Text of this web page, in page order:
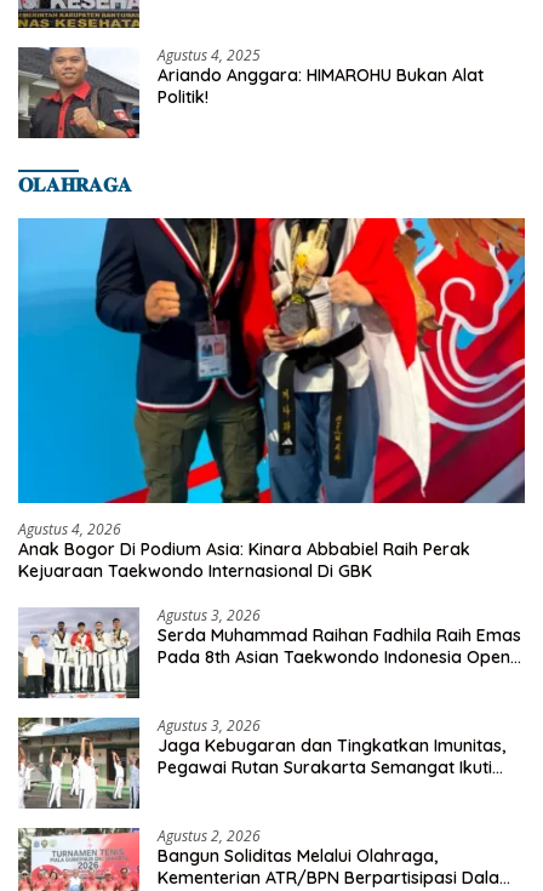
Agustus 4, 2025
Ariando Anggara: HIMAROHU Bukan Alat
Politik!
𝐎𝐋𝐀𝐇𝐑𝐀𝐆𝐀
Agustus 4, 2026
Anak Bogor Di Podium Asia: Kinara Abbabiel Raih Perak
Kejuaraan Taekwondo Internasional Di GBK
Agustus 3, 2026
Serda Muhammad Raihan Fadhila Raih Emas
Pada 8th Asian Taekwondo Indonesia Open
Agustus 3, 2026
Jaga Kebugaran dan Tingkatkan Imunitas,
Pegawai Rutan Surakarta Semangat Ikuti
Agustus 2, 2026
Bangun Soliditas Melalui Olahraga,
Kementerian ATR/BPN Berpartisipasi Dalam